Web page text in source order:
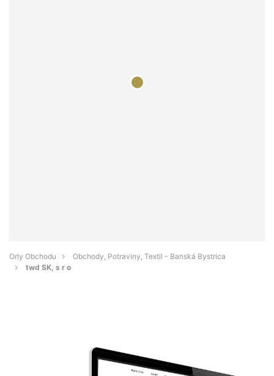
Orly Obchodu
Obchody, Potraviny, Textil - Banská Bystrica
twd SK, s r o